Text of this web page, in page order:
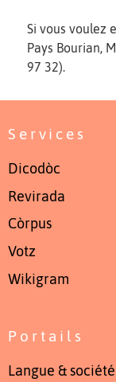
Si vous voulez
Pays Bourian,
97 32).
Services
Dicodòc
Revirada
Còrpus
Votz
Wikigram
Portails
Langue & société